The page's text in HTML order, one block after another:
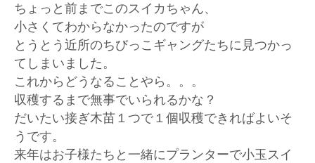
ちょっと前までこのスイカちゃん、
小さくてわからなかったのですが
とうとう近所のちびっこギャングたちに見つかっ
てしまいました。
これからどうなることやら。。。
収穫するまで無事でいられるかな？
だいたい接ぎ木苗１つで１個収穫できればよいそ
うです。
来年はお子様たちと一緒にプランターで小玉スイ